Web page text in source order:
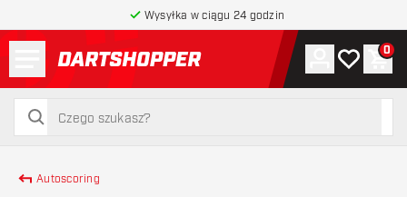
Wysyłka w ciągu 24 godzin
powrót do strony głównej
szukaj
szukaj
Konto
Moja lista
0
Autoscoring